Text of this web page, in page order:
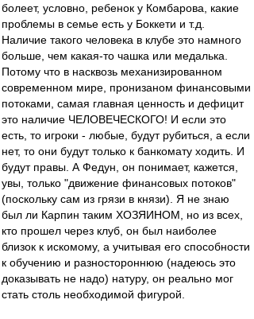
болеет, условно, ребенок у Комбарова, какие
проблемы в семье есть у Боккети и т.д.
Наличие такого человека в клубе это намного
больше, чем какая-то чашка или медалька.
Потому что в насквозь механизированном
современном мире, пронизаном финансовыми
потоками, самая главная ценность и дефицит
это наличие ЧЕЛОВЕЧЕСКОГО! И если это
есть, то игроки - любые, будут рубиться, а если
нет, то они будут только к банкомату ходить. И
будут правы. А Федун, он понимает, кажется,
увы, только "движение финансовых потоков"
(поскольку сам из грязи в князи). Я не знаю
был ли Карпин таким ХОЗЯИНОМ, но из всех,
кто прошел через клуб, он был наиболее
близок к искомому, а учитывая его способности
к обучению и разностороннюю (надеюсь это
доказывать не надо) натуру, он реально мог
стать столь необходимой фигурой.